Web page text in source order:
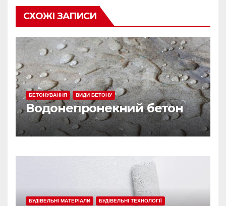
СХОЖІ ЗАПИСИ
БЕТОНУВАННЯ ВИДИ БЕТОНУ
Водонепронекний бетон
БУДІВЕЛЬНІ МАТЕРІАЛИ БУДІВЕЛЬНІ ТЕХНОЛОГІЇ